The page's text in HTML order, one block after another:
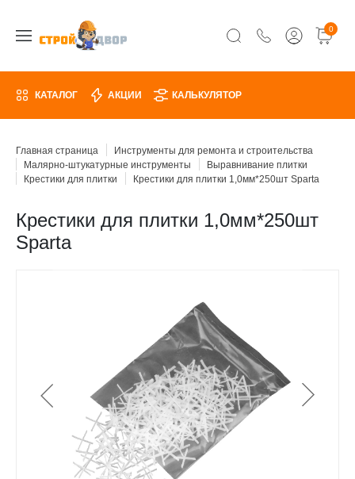
0
КАТАЛОГ АКЦИИ КАЛЬКУЛЯТОР
Главная страница
Инструменты для ремонта и строительства
Малярно-штукатурные инструменты
Выравнивание плитки
Крестики для плитки
Крестики для плитки 1,0мм*250шт Sparta
Крестики для плитки 1,0мм*250шт
Sparta